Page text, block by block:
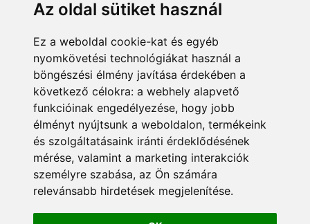
Az oldal sütiket használ
Ez a weboldal cookie-kat és egyéb
nyomkövetési technológiákat használ a
böngészési élmény javítása érdekében a
következő célokra: a webhely alapvető
funkcióinak engedélyezése, hogy jobb
élményt nyújtsunk a weboldalon, termékeink
és szolgáltatásaink iránti érdeklődésének
mérése, valamint a marketing interakciók
személyre szabása, az Ön számára
relevánsabb hirdetések megjelenítése.